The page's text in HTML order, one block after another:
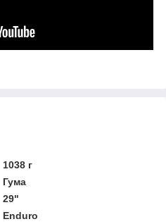
1038 г
Гума
29"
Enduro